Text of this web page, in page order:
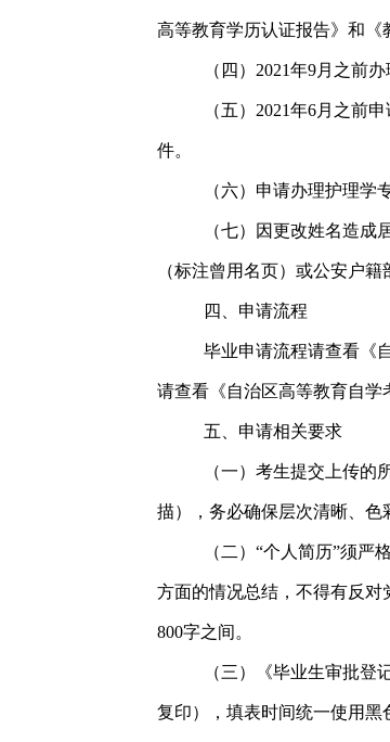
高等教育学历认证报告》和《
（四）2021年9月之前
（五）2021年6月之前
件。
（六）申请办理护理学
（七）因更改姓名造
（标注曾用名页）或公安户
四、申请流程
毕业申请流程请查看《
请查看《自治区高等教育自学
五、申请相关要求
（一）考生提交上传的
描），务必确保层次清晰、色
（二）“个人简历”须严
方面的情况总结，不得有反对
800字之间。
（三）《毕业生审批登
复印），填表时间统一使用黑